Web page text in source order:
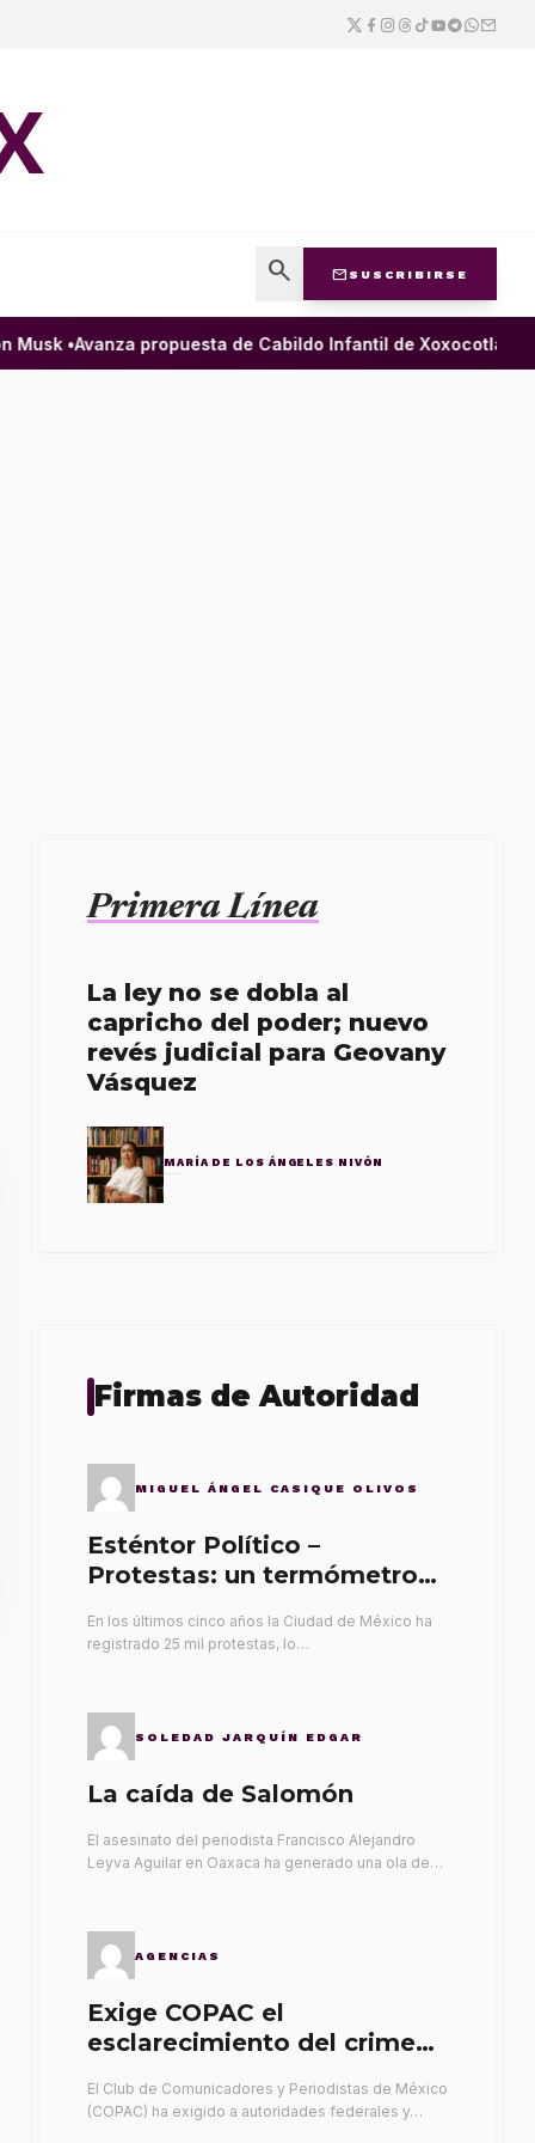
search mail SUSCRIBIRSE
•Avanza propuesta de Cabildo Infantil de Xoxocotlán
Primera Línea
La ley no se dobla al
capricho del poder; nuevo
revés judicial para Geovany
Vásquez
MARÍA DE LOS ÁNGELES NIVÓN
Firmas de Autoridad
MIGUEL ÁNGEL CASIQUE OLIVOS
Esténtor Político –
Protestas: un termómetro
En los últimos cinco años la Ciudad de México ha
registrado 25 mil protestas, lo…
SOLEDAD JARQUÍN EDGAR
La caída de Salomón
El asesinato del periodista Francisco Alejandro
Leyva Aguilar en Oaxaca ha generado una ola de…
AGENCIAS
Exige COPAC el
esclarecimiento del crimen
El Club de Comunicadores y Periodistas de México
(COPAC) ha exigido a autoridades federales y…